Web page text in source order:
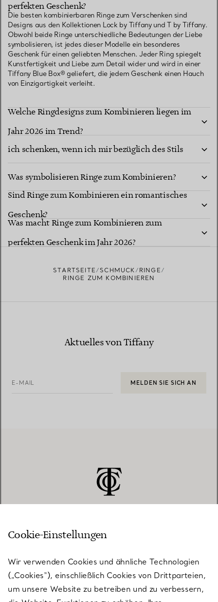
perfekten Geschenk?
Die besten kombinierbaren Ringe zum Verschenken sind
Designs aus den Kollektionen Lock by Tiffany und T by Tiffany.
Obwohl beide Ringe unterschiedliche Bedeutungen der Liebe
symbolisieren, ist jedes dieser Modelle ein besonderes
Geschenk für einen geliebten Menschen. Jeder Ring spiegelt
Kunstfertigkeit und Liebe zum Detail wider und wird in einer
Tiffany Blue Box® geliefert, die jedem Geschenk einen Hauch
von Einzigartigkeit verleiht.
Welche Ringdesigns zum Kombinieren liegen im
Jahr 2026 im Trend?
Welchen Tiffany Ring zum Kombinieren sollte
ich schenken, wenn ich mir bezüglich des Stils
Was symbolisieren Ringe zum Kombinieren?
Sind Ringe zum Kombinieren ein romantisches
Geschenk?
Was macht Ringe zum Kombinieren zum
perfekten Geschenk im Jahr 2026?
STARTSEITE SCHMUCK
RINGE
RINGE ZUM KOMBINIEREN
Aktuelles von Tiffany
E-MAIL MELDEN SIE SICH AN
KUNDENSERVICE
SERVICES
Cookie-Einstellungen
Wir verwenden Cookies und ähnliche Technologien
(„Cookies“), einschließlich Cookies von Drittparteien,
um unsere Website zu betreiben und zu verbessern,